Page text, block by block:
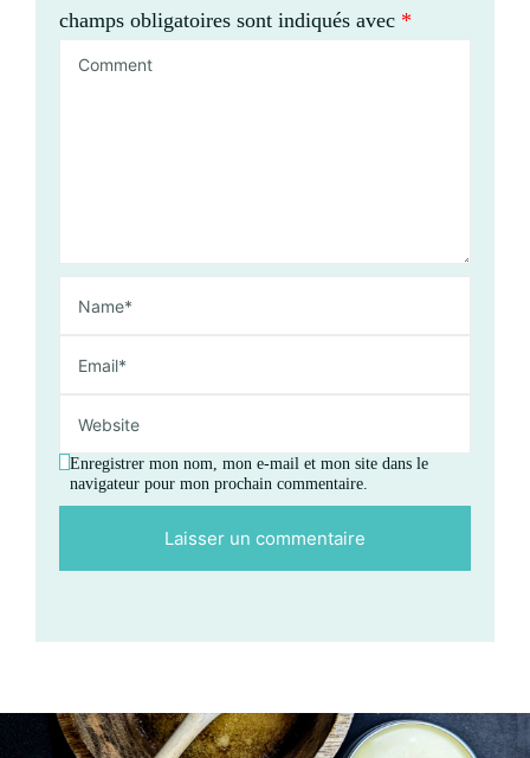
champs obligatoires sont indiqués avec *
Enregistrer mon nom, mon e-mail et mon site dans le
navigateur pour mon prochain commentaire.